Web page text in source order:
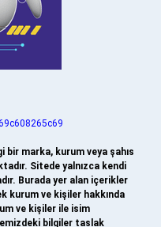
marka, kurum veya şahıs
Sitede yalnızca kendi
Burada yer alan içerikler
kurum ve kişiler hakkında
ve kişiler ile isim
bilgiler taslak